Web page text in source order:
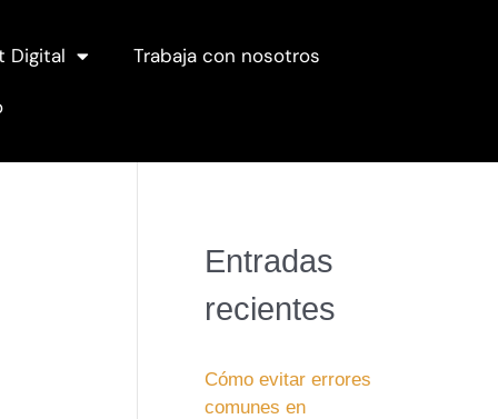
Digital Trabaja con nosotros
Entradas
recientes
Cómo evitar errores
comunes en